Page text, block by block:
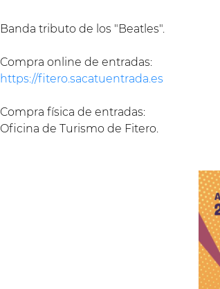
Banda tributo de los "Beatles".
Compra online de entradas:
https://fitero.sacatuentrada.es
Compra física de entradas:
Oficina de Turismo de Fitero.